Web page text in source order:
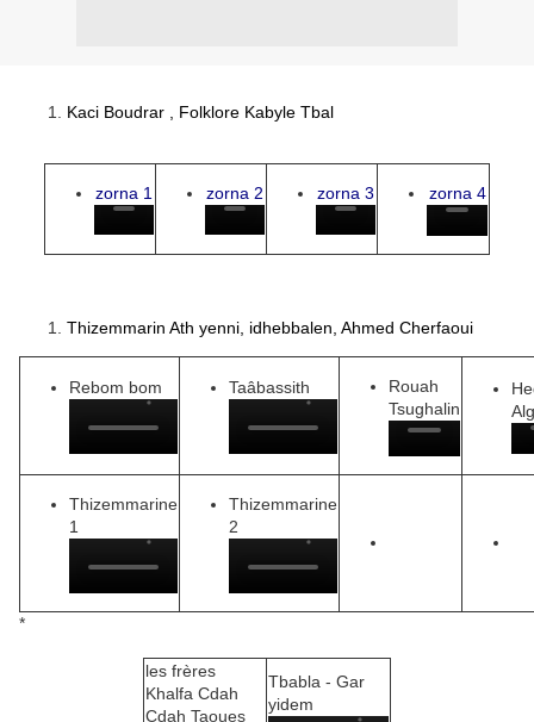
Kaci Boudrar , Folklore Kabyle Tbal
zorna 1 zorna 2 zorna 3 zorna 4
Thizemmarin Ath yenni, idhebbalen, Ahmed Cherfaoui
Rebom bom Taâbassith
Rouah
Tsughalin
Thizemmarine
1
Thizemmarine
2
*
les frères
Khalfa Cdah
Cdah Taoues
Tbabla - Gar
yidem